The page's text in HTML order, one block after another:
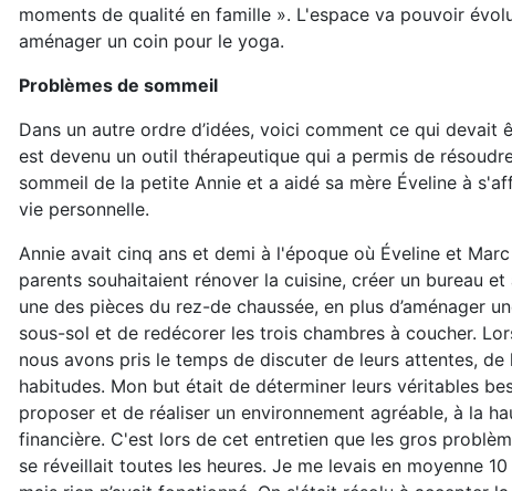
moments de qualité en famille ». L'espace va pouvoir
aménager un coin pour le yoga.
Problèmes de sommeil
Dans un autre ordre d’idées, voici comment ce qui devait
est devenu un outil thérapeutique qui a permis de
sommeil de la petite Annie et a aidé sa mère Éveline à
vie personnelle.
Annie avait cinq ans et demi à l'époque où Éveline et
parents souhaitaient rénover la cuisine, créer un bureau
une des pièces du rez-de chaussée, en plus d’aménager
sous-sol et de redécorer les trois chambres à coucher.
nous avons pris le temps de discuter de leurs attentes,
habitudes. Mon but était de déterminer leurs véritables
proposer et de réaliser un environnement agréable, à la
financière. C'est lors de cet entretien que les gros
se réveillait toutes les heures. Je me levais en moyenne